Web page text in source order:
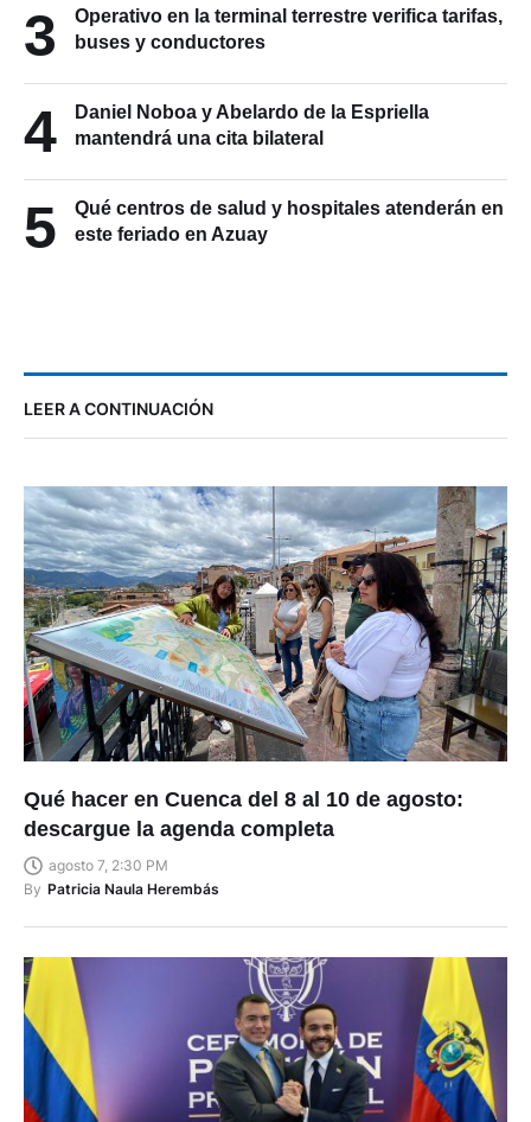
3
Operativo en la terminal terrestre verifica tarifas,
buses y conductores
4
Daniel Noboa y Abelardo de la Espriella
mantendrá una cita bilateral
5
Qué centros de salud y hospitales atenderán en
este feriado en Azuay
LEER A CONTINUACIÓN
Qué hacer en Cuenca del 8 al 10 de agosto:
descargue la agenda completa
agosto 7, 2:30 PM
By Patricia Naula Herembás